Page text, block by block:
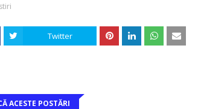
stiri
Twitter
ACESTE POSTĂRI